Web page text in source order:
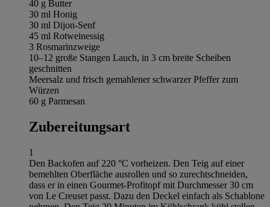
40 g Butter
30 ml Honig
30 ml Dijon-Senf
45 ml Rotweinessig
3 Rosmarinzweige
10–12 große Stangen Lauch, in 3 cm breite Scheiben
geschnitten
Meersalz und frisch gemahlener schwarzer Pfeffer zum
Würzen
60 g Parmesan
Zubereitungsart
1
Den Backofen auf 220 °C vorheizen. Den Teig auf einer
bemehlten Oberfläche ausrollen und so zurechtschneiden,
dass er in einen Gourmet-Profitopf mit Durchmesser 30 cm
von Le Creuset passt. Dazu den Deckel einfach als Schablone